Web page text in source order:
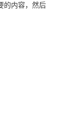
的内容，然后